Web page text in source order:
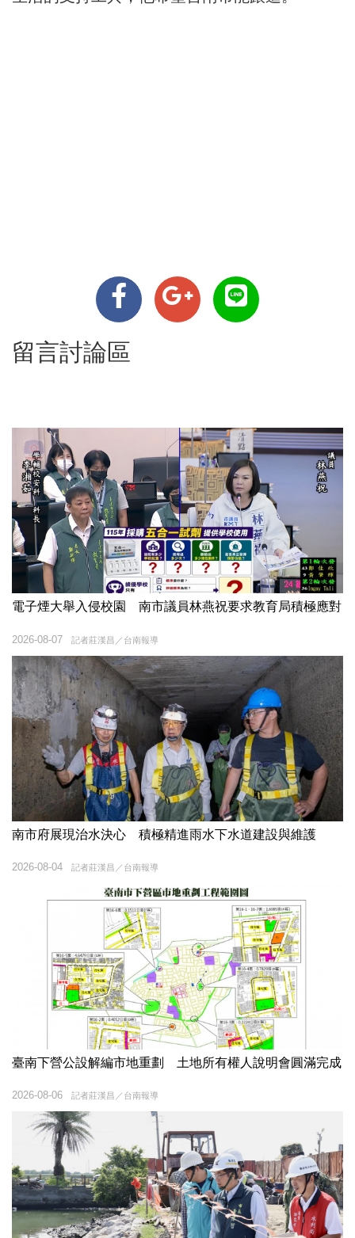
留言討論區
電子煙大舉入侵校園 南市議員林燕祝要求教育局積極應對
記者莊漢昌／台南報導
2026-08-07
南市府展現治水決心 積極精進雨水下水道建設與維護
記者莊漢昌／台南報導
2026-08-04
臺南下營公設解編市地重劃 土地所有權人說明會圓滿完成
記者莊漢昌／台南報導
2026-08-06